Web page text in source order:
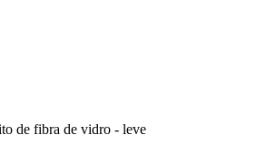
de fibra de vidro - leve